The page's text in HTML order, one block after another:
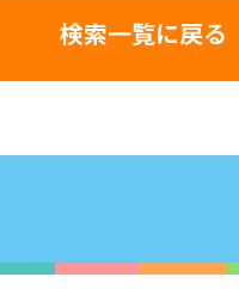
検索一覧に戻る